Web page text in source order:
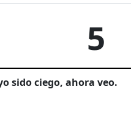
5
sido ciego, ahora veo.